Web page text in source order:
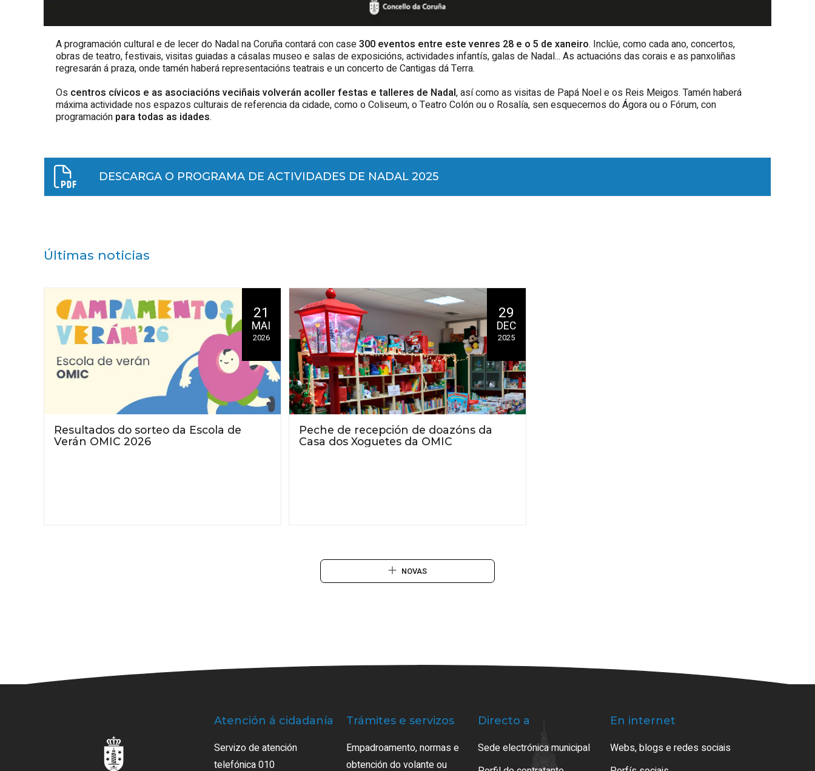
A programación cultural e de lecer do Nadal na Coruña contará con case300 eventos entre este venres 28 e o 5 de xaneiro. Inclúe, como cada ano, concertos,
obras de teatro, festivais, visitas guiadas a cásalas museo e salas de exposicións, actividades infantís, galas de Nadal... As actuacións das corais e as panxoliñas
regresarán á praza, onde tamén haberá representacións teatrais e un concerto de Cantigas dá Terra.
Os centros cívicos e as asociacións veciñais volverán acoller festas e talleres de Nadal, así como as visitas de Papá Noel e os Reis Meigos. Tamén haberá
máxima actividade nos espazos culturais de referencia da cidade, como o Coliseum, o Teatro Colón ou o Rosalía, sen esquecernos do Ágora ou o Fórum, con
programación para todas as idades.
DESCARGA O PROGRAMA DE ACTIVIDADES DE NADAL 2025
Últimas noticias
21
MAI
2026
Resultados do sorteo da Escola de
Verán OMIC 2026
29
DEC
2025
Peche de recepción de doazóns da
Casa dos Xoguetes da OMIC
NOVAS
Atención á cidadanía
Servizo de atención
telefónica 010
Trámites e servizos
Empadroamento, normas e
obtención do volante ou
Directo a
Sede electrónica municipal
En internet
Webs, blogs e redes sociais